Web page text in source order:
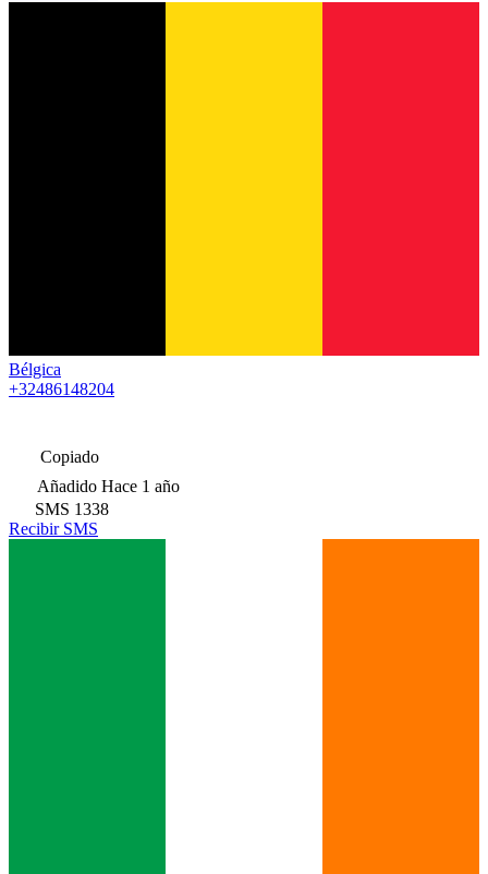
Bélgica
+32486148204
Copiado
Añadido Hace 1 año
SMS 1338
Recibir SMS